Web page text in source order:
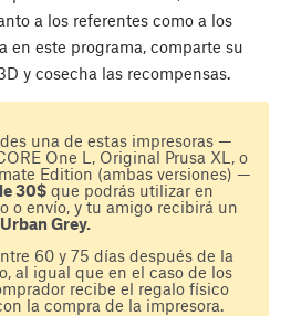
a los referentes como a los
en este programa, comparte su
y cosecha las recompensas.
una de estas impresoras —
One L, Original Prusa XL, o
Edition (ambas versiones) —
30$que podrás utilizar en
o envío, y tu amigo recibirá un
Grey.
60 y 75 días después de la
al igual que en el caso de los
recibe el regalo físico
la compra de la impresora.